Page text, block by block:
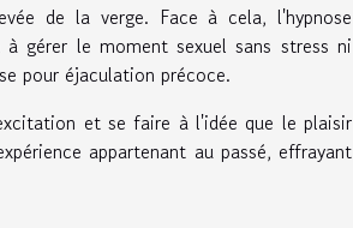
de la verge. Face à cela, l'hypnose
gérer le moment sexuel sans stress ni
pour éjaculation précoce.
et se faire à l'idée que le plaisir
appartenant au passé, effrayant